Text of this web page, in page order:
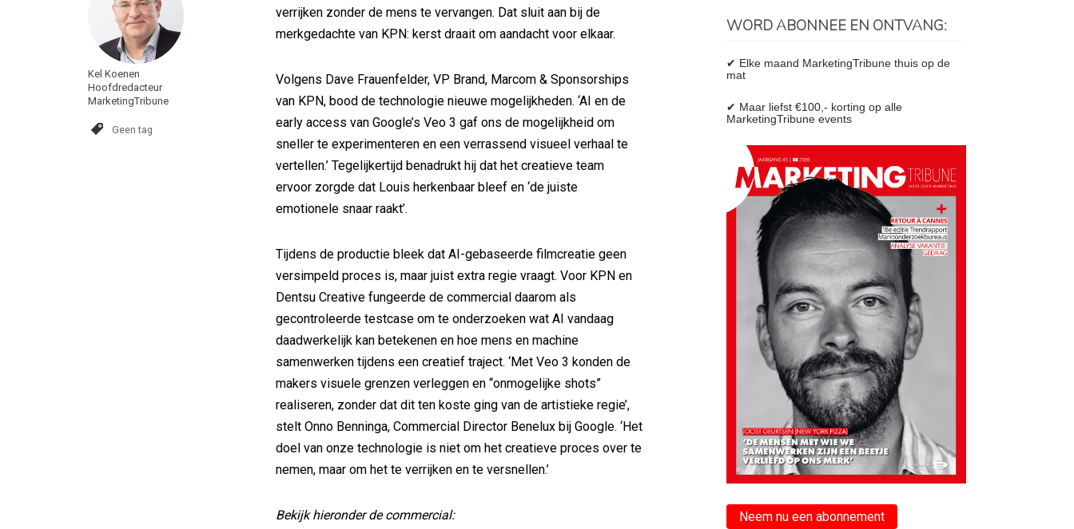
Kel Koenen
Hoofdredacteur
MarketingTribune
Geen tag
verrijken zonder de mens te vervangen. Dat sluit aan bij de
merkgedachte van KPN: kerst draait om aandacht voor elkaar.
Volgens Dave Frauenfelder, VP Brand, Marcom & Sponsorships
van KPN, bood de technologie nieuwe mogelijkheden. ‘AI en de
early access van Google’s Veo 3 gaf ons de mogelijkheid om
sneller te experimenteren en een verrassend visueel verhaal te
vertellen.’ Tegelijkertijd benadrukt hij dat het creatieve team
ervoor zorgde dat Louis herkenbaar bleef en ‘de juiste
emotionele snaar raakt’.
Tijdens de productie bleek dat AI-gebaseerde filmcreatie geen
versimpeld proces is, maar juist extra regie vraagt. Voor KPN en
Dentsu Creative fungeerde de commercial daarom als
gecontroleerde testcase om te onderzoeken wat AI vandaag
daadwerkelijk kan betekenen en hoe mens en machine
samenwerken tijdens een creatief traject. ‘Met Veo 3 konden de
makers visuele grenzen verleggen en “onmogelijke shots”
realiseren, zonder dat dit ten koste ging van de artistieke regie’,
stelt Onno Benninga, Commercial Director Benelux bij Google. ‘Het
doel van onze technologie is niet om het creatieve proces over te
nemen, maar om het te verrijken en te versnellen.’
Bekijk hieronder de commercial:
WORD ABONNEE EN ONTVANG:
✔ Elke maand MarketingTribune thuis op de
mat
✔ Maar liefst €100,- korting op alle
MarketingTribune events
Neem nu een abonnement